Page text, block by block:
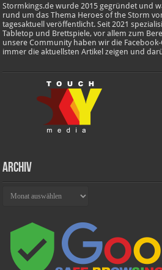
Stormkings.de wurde 2015 gegründet und
rund um das Thema Heroes of the Storm
tagesaktuell veröffentlicht. Seit 2021
Tabletop und Brettspiele, vor allem zum
unsere Community haben wir die
immer die aktuellsten Artikel zeigen und
Archiv